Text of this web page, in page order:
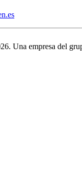
Una empresa del